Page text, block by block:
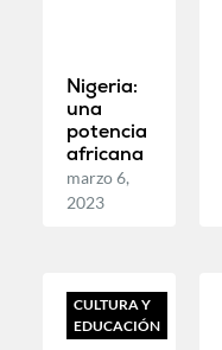
Nigeria:
una
potencia
africana
marzo 6,
2023
CULTURA Y
EDUCACIÓN